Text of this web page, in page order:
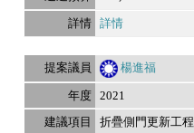
詳情
楊進福
2021
折疊側門更新工程